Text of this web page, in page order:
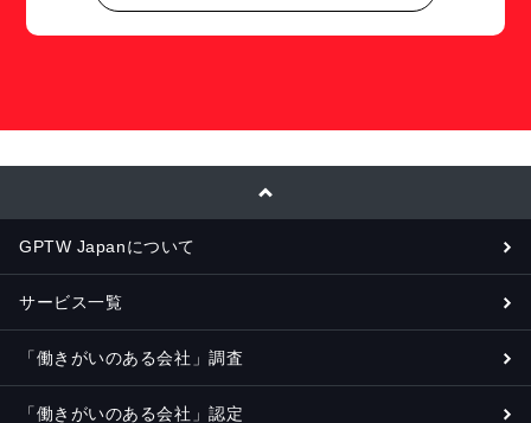
GPTW Japanについて
サービス一覧
「働きがいのある会社」調査
「働きがいのある会社」認定